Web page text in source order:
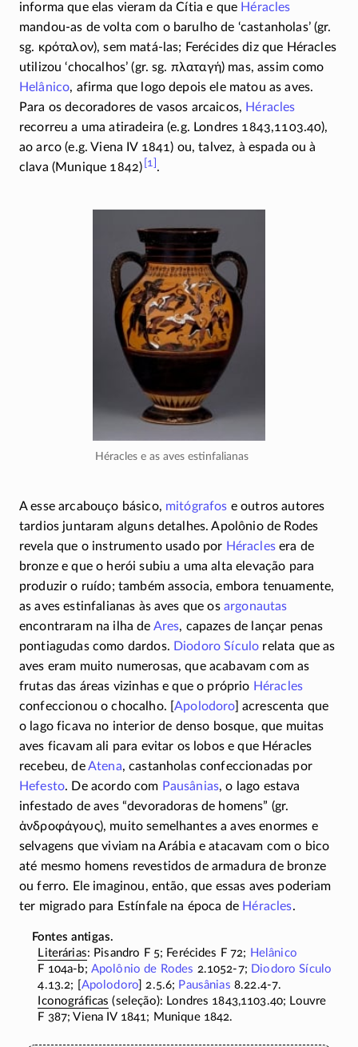
informa que elas vieram da Cítia e que Héracles
mandou-as de volta com o barulho de ‘castanholas’ (gr.
sg. κρόταλον), sem matá-las; Ferécides diz que Héracles
utilizou ‘chocalhos’ (gr. sg. πλαταγή) mas, assim como
Helânico, afirma que logo depois ele matou as aves.
Para os decoradores de vasos arcaicos, Héracles
recorreu a uma atiradeira (e.g. Londres 1843,1103.40),
ao arco (e.g. Viena IV 1841) ou, talvez, à espada ou à
clava (Munique 1842) [1] .
Héracles e as aves estinfalianas
A esse arcabouço básico, mitógrafos e outros autores
tardios juntaram alguns detalhes. Apolônio de Rodes
revela que o instrumento usado por Héraclesera de
bronze e que o herói subiu a uma alta elevação para
produzir o ruído; também associa, embora tenuamente,
as aves estinfalianas às aves que os argonautas
encontraram na ilha de Ares, capazes de lançar penas
pontiagudas como dardos. Diodoro Sículo relata que as
aves eram muito numerosas, que acabavam com as
frutas das áreas vizinhas e que o próprio Héracles
confeccionou o chocalho. [Apolodoro] acrescenta que
o lago ficava no interior de denso bosque, que muitas
aves ficavam ali para evitar os lobos e que Héracles
recebeu, deAtena, castanholas confeccionadas por
Hefesto. De acordo com Pausânias, o lago estava
infestado de aves “devoradoras de homens” (gr.
ἀνδροφάγους), muito semelhantes a aves enormes e
selvagens que viviam na Arábia e atacavam com o bico
até mesmo homens revestidos de armadura de bronze
ou ferro. Ele imaginou, então, que essas aves poderiam
ter migrado para Estínfale na época de Héracles.
Literárias: Pisandro F 5; Ferécides F 72; Helânico
F 104a-b; Apolônio de Rodes 2.1052-7; Diodoro Sículo
4.13.2; [ Apolodoro ] 2.5.6; Pausânias 8.22.4-7.
Iconográficas (seleção): Londres 1843,1103.40; Louvre
F 387; Viena IV 1841; Munique 1842.